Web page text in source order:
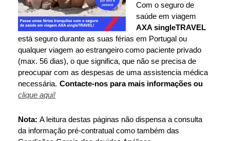
Com o seguro de
saúde em viagem
AXA singleTRAVEL
está seguro durante as suas férias em Portugal ou
qualquer viagem ao estrangeiro como paciente privado
(max. 56 dias), o que significa, que não se precisa de
preocupar com as despesas de uma assistencia médica
necessária. Contacte-nos para mais informações ou
clique aqui!
Nota: A leitura destas páginas não dispensa a consulta
da informação pré-contratual como também das